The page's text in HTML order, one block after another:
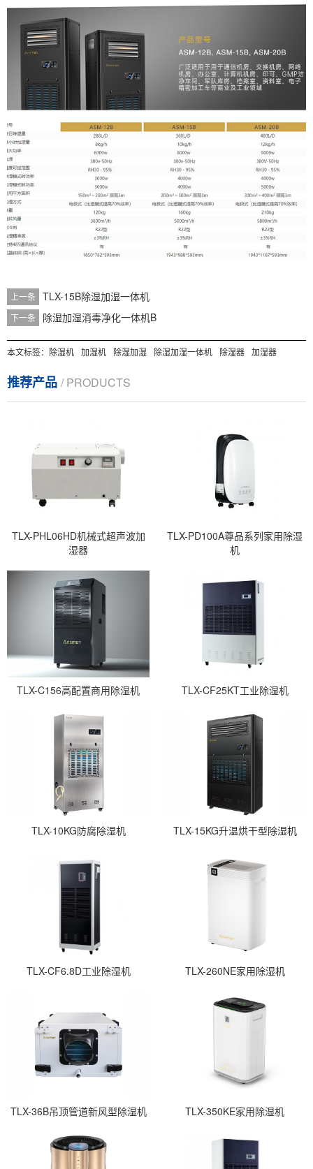
上一条 TLX-15B除湿加湿一体机
下一条 除湿加湿消毒净化一体机B
本文标签： 除湿机 加湿机 除湿加湿 除湿加湿一体机 除湿器 加湿器
推荐产品 / PRODUCTS
TLX-PHL06HD机械式超声波加
湿器
TLX-PD100A尊品系列家用除湿
机
TLX-C156高配置商用除湿机 TLX-CF25KT工业除湿机
TLX-10KG防腐除湿机 TLX-15KG升温烘干型除湿机
TLX-CF6.8D工业除湿机 TLX-260NE家用除湿机
TLX-36B吊顶管道新风型除湿机 TLX-350KE家用除湿机